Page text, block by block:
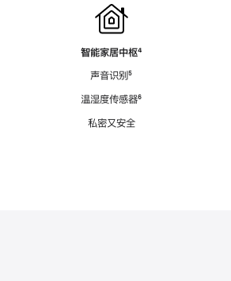
智能家居中枢脚
⁴
声音识别脚
⁵
温湿度传感器脚
⁶
私密又安全